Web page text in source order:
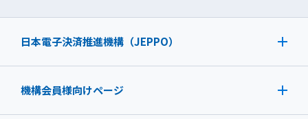
日本電子決済推進機構（JEPPO）
機構会員様向けページ